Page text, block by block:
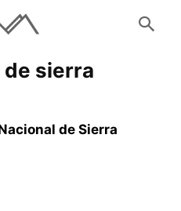
de sierra
de Sierra